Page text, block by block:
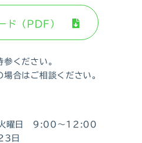
ド（PDF）
ください。
合はご相談ください。
曜日 9:00～12:00
日